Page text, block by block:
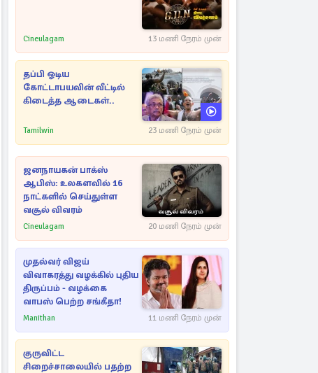
Cineulagam 13 மணி நேரம் முன்
தப்பி ஓடிய
கோட்டாபயவின் வீட்டில்
கிடைத்த ஆடைகள்..
Tamilwin 23 மணி நேரம் முன்
ஜனநாயகன் பாக்ஸ்
ஆபிஸ்: உலகளவில் 16
நாட்களில் செய்துள்ள
வசூல் விவரம்
Cineulagam 20 மணி நேரம் முன்
முதல்வர் விஜய்
விவாகரத்து வழக்கில் புதிய
திருப்பம் - வழக்கை
வாபஸ் பெற்ற சங்கீதா!
Manithan 11 மணி நேரம் முன்
குருவிட்ட
சிறைச்சாலையில் பதற்ற